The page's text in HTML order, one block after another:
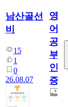
남산골선
비
15
1
0
26.08.07
영
어
공
부
인
증